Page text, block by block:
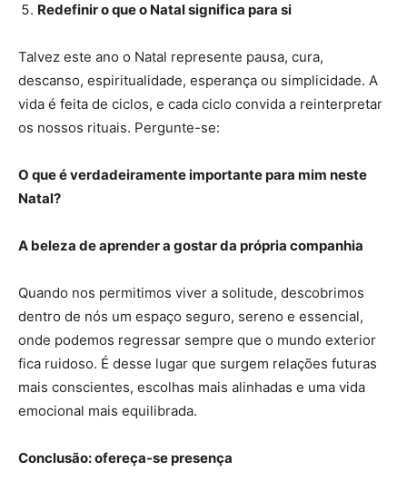
Redefinir o que o Natal significa para si
Talvez este ano o Natal represente pausa, cura,
descanso, espiritualidade, esperança ou simplicidade. A
vida é feita de ciclos, e cada ciclo convida a reinterpretar
os nossos rituais. Pergunte-se:
O que é verdadeiramente importante para mim neste
Natal?
A beleza de aprender a gostar da própria companhia
Quando nos permitimos viver a solitude, descobrimos
dentro de nós um espaço seguro, sereno e essencial,
onde podemos regressar sempre que o mundo exterior
fica ruidoso. É desse lugar que surgem relações futuras
mais conscientes, escolhas mais alinhadas e uma vida
emocional mais equilibrada.
Conclusão: ofereça-se presença